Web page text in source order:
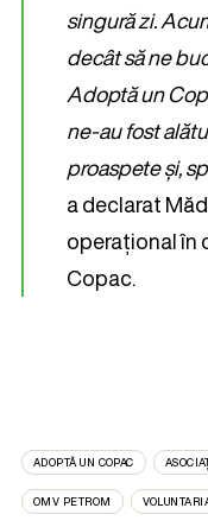
singură zi.
decât să ne
Adoptă un
ne-au fost
proaspete și,
a declarat
operațional în
Copac.
ADOPTĂ UN COPAC
OMV PETROM